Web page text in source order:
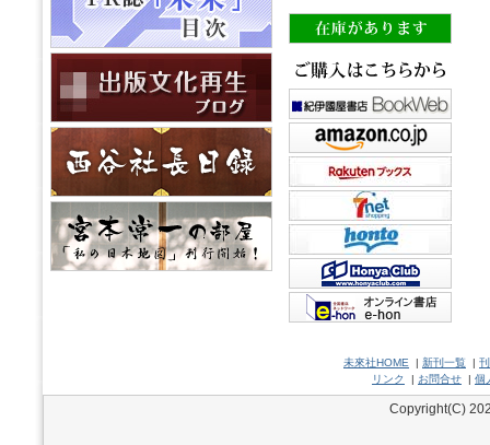
未來社HOME | 新刊一覧 |
リンク
| お問合せ | 個
Copyright(C)